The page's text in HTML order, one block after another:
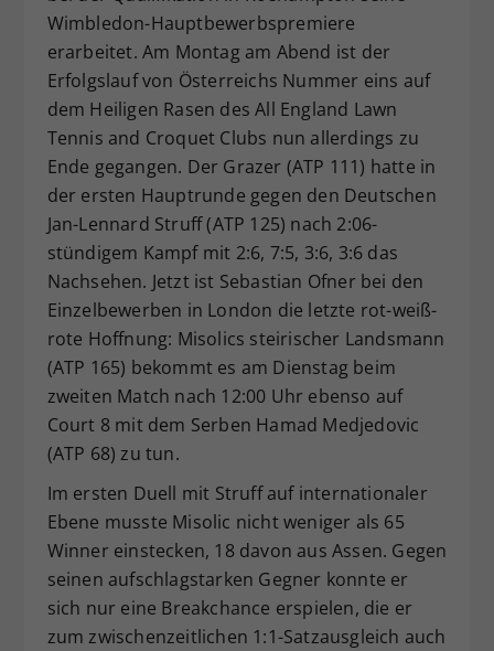
Wimbledon-Hauptbewerbspremiere
erarbeitet. Am Montag am Abend ist der
Erfolgslauf von Österreichs Nummer eins auf
dem Heiligen Rasen des All England Lawn
Tennis and Croquet Clubs nun allerdings zu
Ende gegangen. Der Grazer (ATP 111) hatte in
der ersten Hauptrunde gegen den Deutschen
Jan-Lennard Struff (ATP 125) nach 2:06-
stündigem Kampf mit 2:6, 7:5, 3:6, 3:6 das
Nachsehen. Jetzt ist Sebastian Ofner bei den
Einzelbewerben in London die letzte rot-weiß-
rote Hoffnung: Misolics steirischer Landsmann
(ATP 165) bekommt es am Dienstag beim
zweiten Match nach 12:00 Uhr ebenso auf
Court 8 mit dem Serben Hamad Medjedovic
(ATP 68) zu tun.
Im ersten Duell mit Struff auf internationaler
Ebene musste Misolic nicht weniger als 65
Winner einstecken, 18 davon aus Assen. Gegen
seinen aufschlagstarken Gegner konnte er
sich nur eine Breakchance erspielen, die er
zum zwischenzeitlichen 1:1-Satzausgleich auch
Zweck
Dieser Wert speichert Ihre Consent-
Einstellungen. Unter anderem eine
zufällig generierte ID, für die
historische Speicherung Ihrer
vorgenommen Einstellungen, falls der
Webseiten-Betreiber dies eingestellt
hat.